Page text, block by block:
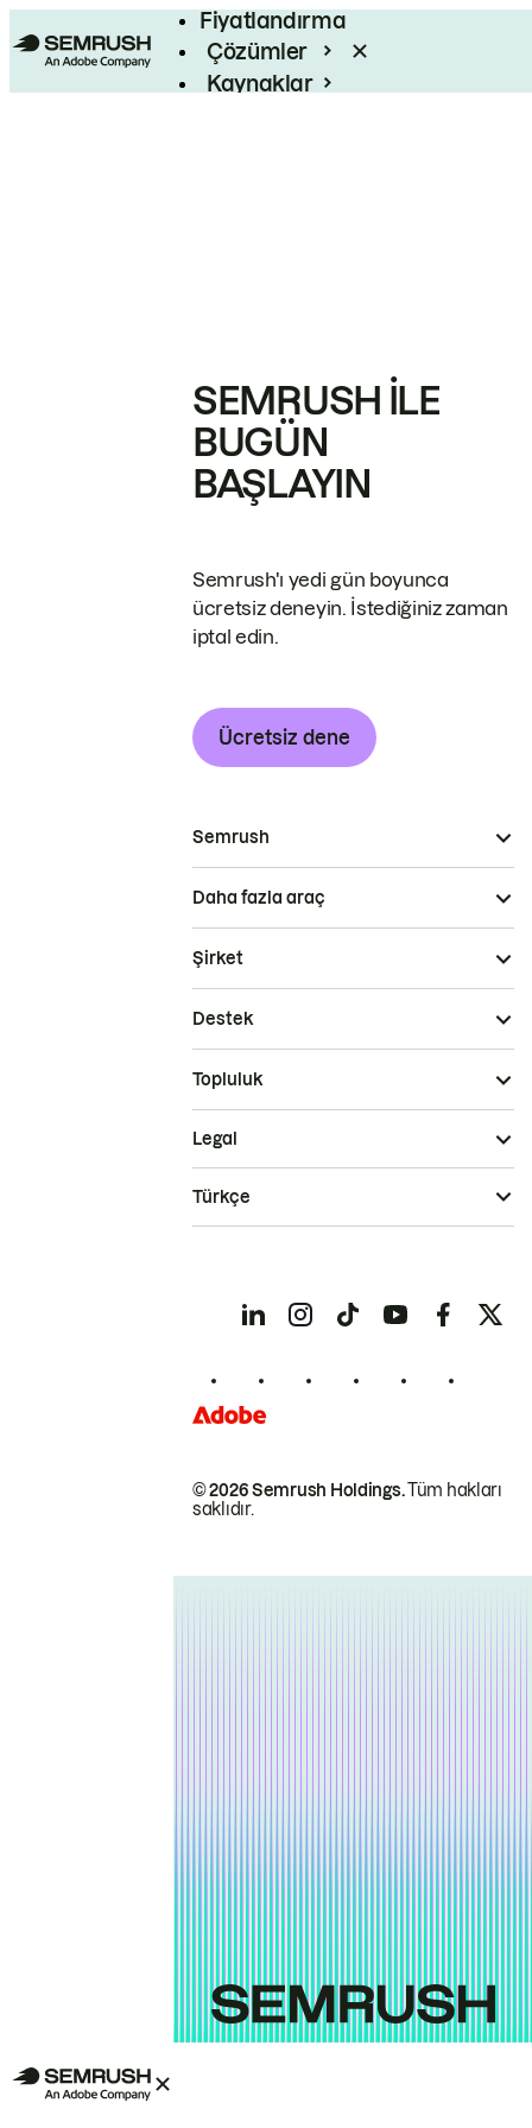
Fiyatlandırma
Çözümler
Kaynaklar
SEMRUSH ILE
BUGÜN
BAŞLAYIN
Semrush'ı yedi gün boyunca
ücretsiz deneyin. İstediğiniz zaman
iptal edin.
Ücretsiz dene
Semrush
Daha fazla araç
Şirket
Destek
Topluluk
© 2026 Semrush Holdings.Tüm hakları
saklıdır.
Legal
Türkçe